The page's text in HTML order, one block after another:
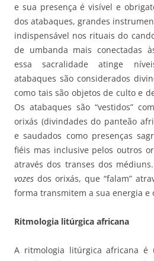
e sua presença é visível e
dos atabaques, grandes
indispensável nos rituais do
de umbanda mais conectadas
essa sacralidade atinge
atabaques são considerados
como tais são objetos de culto e
Os atabaques são “vestidos”
orixás (divindades do panteão
e saudados como presenças
fiéis mas inclusive pelos outros
através dos transes dos
vozes dos orixás, que “falam”
forma transmitem a sua energia e
Ritmologia litúrgica africana
A ritmologia litúrgica africana é